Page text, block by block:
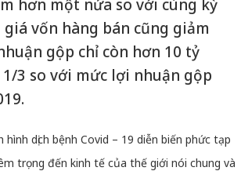
hơn một nửa so với cùng kỳ
vốn hàng bán cũng giảm
gộp chỉ còn hơn 10 tỷ
3 so với mức lợi nhuận gộp
dịch bệnh Covid – 19 diễn biến phức tạp
trọng đến kinh tế của thế giới nói chung và